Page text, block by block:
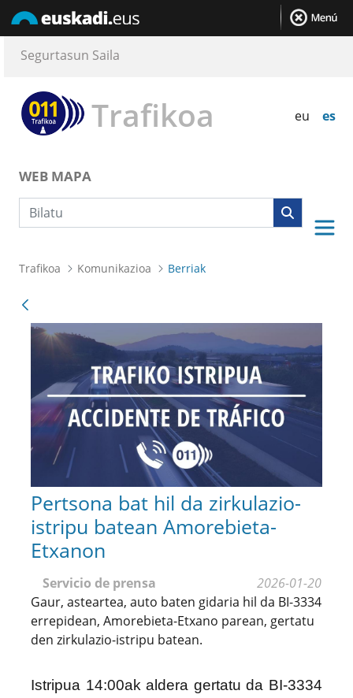
Trafikoa eu es
Segurtasun Saila
WEB MAPA
Bilaketa
Trafikoa Komunikazioa Berriak
Pertsona bat hil da zirkulazio-
istripu batean Amorebieta-
Etxanon
Servicio de prensa
2026-01-20
Gaur, asteartea, auto baten gidaria hil da BI-3334
errepidean, Amorebieta-Etxano parean, gertatu
den zirkulazio-istripu batean.
Istripua 14:00ak aldera gertatu da BI-3334